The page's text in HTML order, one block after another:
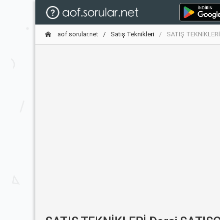
aof.sorular.net Satış Teknikleri SATIŞ